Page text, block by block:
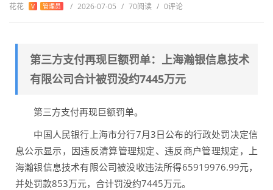
花花 V 管理员 / 2026-07-05 / 70阅读 / 0评论
第三方支付再现巨额罚单：上海瀚银信息技术
有限公司合计被罚没约7445万元
第三方支付再现巨额罚单。
中国人民银行上海市分行7月3日公布的行政处罚决定信
息公示显示，因违反清算管理规定、违反商户管理规定，上
海瀚银信息技术有限公司被没收违法所得65919976.99元，
并处罚款853万元，合计罚没约7445万元。